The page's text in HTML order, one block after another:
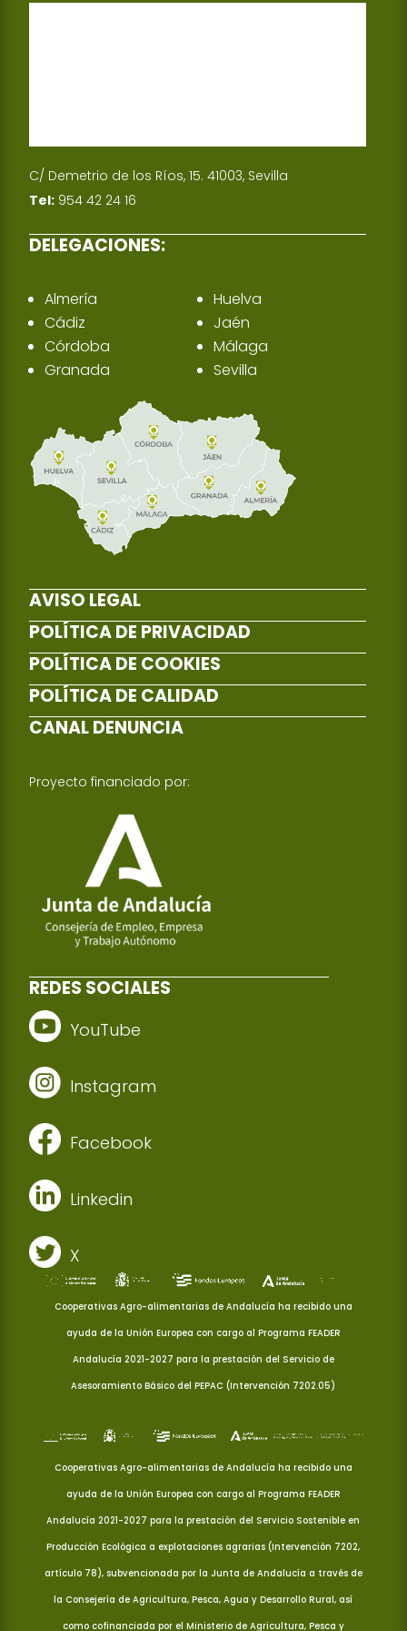
p
I
C/ Demetrio de los Ríos, 15. 41003, Sevilla
Tel: 954 42 24 16
DELEGACIONES:
Almería
Cádiz
Córdoba
Granada
Huelva
Jaén
Málaga
Sevilla
AVISO LEGAL
POLÍTICA DE PRIVACIDAD
POLÍTICA DE COOKIES
POLÍTICA DE CALIDAD
CANAL DENUNCIA
Proyecto financiado por:
REDES SOCIALES
YouTube
Instagram
Facebook
Linkedin
X
Cooperativas Agro-alimentarias de Andalucía ha recibido una
ayuda de la Unión Europea con cargo al Programa FEADER
Andalucía 2021-2027 para la prestación del Servicio de
Asesoramiento Básico del PEPAC (Intervención 7202.05)
Cooperativas Agro-alimentarias de Andalucía ha recibido una
ayuda de la Unión Europea con cargo al Programa FEADER
Andalucía 2021-2027 para la prestación del Servicio Sostenible en
Producción Ecológica a explotaciones agrarias (Intervención 7202,
artículo 78), subvencionada por la Junta de Andalucía a través de
la Consejería de Agricultura, Pesca, Agua y Desarrollo Rural, así
como cofinanciada por el Ministerio de Agricultura, Pesca y